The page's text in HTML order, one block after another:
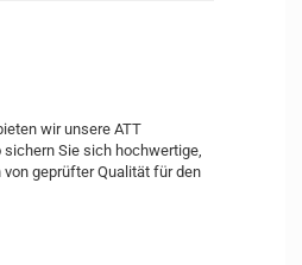
wir unsere ATT
Sie sich hochwertige,
geprüfter Qualität für den